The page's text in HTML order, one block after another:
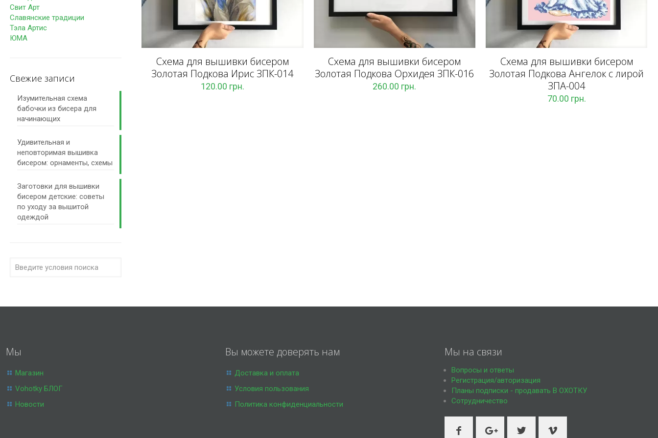
Схема для вышивки бисером
Золотая Подкова Ирис ЗПК-014
120.00 грн.
Схема для вышивки бисером
Золотая Подкова Орхидея ЗПК-016
260.00 грн.
Схема для вышивки бисером
Золотая Подкова Ангелок с лирой
ЗПА-004
70.00 грн.
Свит Арт
Славянские традиции
Тэла Артис
ЮМА
Свежие записи
Изумительная схема
бабочки из бисера для
начинающих
Удивительная и
неповторимая вышивка
бисером: орнаменты, схемы
Заготовки для вышивки
бисером детские: советы
по уходу за вышитой
одеждой
Мы
Магазин
Vohotky БЛОГ
Новости
Вы можете доверять нам
Доставка и оплата
Условия пользования
Политика конфиденциальности
Мы на связи
Вопросы и ответы
Регистрация/авторизация
Планы подписки - продавать В ОХОТКУ
Сотрудничество